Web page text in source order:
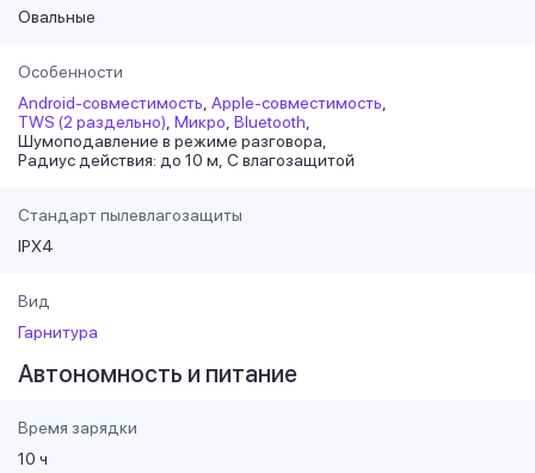
Овальные
Особенности
Android-совместимость Apple-совместимость
TWS (2 раздельно) Микро Bluetooth
Шумоподавление в режиме разговора
Радиус действия: до 10 м С влагозащитой
Стандарт пылевлагозащиты
IPX4
Вид
Гарнитура
Автономность и питание
Время зарядки
10 ч